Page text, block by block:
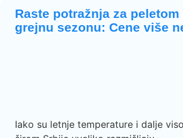
Raste potražnja za peletom
grejnu sezonu: Cene više
Iako su letnje temperature i dalje